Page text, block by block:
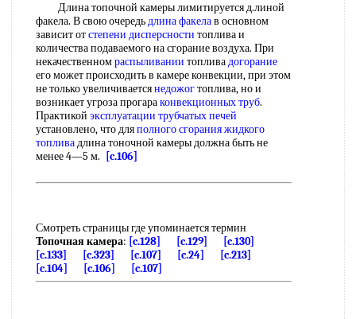
Длина топочной камеры лимитируется д.линой
факела. В свою очередьдлина факелав основном
зависит отстепени дисперсности топлива и
количества подаваемого на сгорание воздуха. При
некачественномраспыливании топливадогорание
его может происходить в камере конвекции, при этом
не только увеличиваетсянедожогтоплива, но и
возникает угроза прогараконвекционных труб.
Практикой эксплуатации трубчатых печей
установлено, что дляполного сгоранияжидкого
топливадлина тоночной камеры должна быть не
менее 4—5 м.
[c.106]
Смотреть страницы где упоминается термин
Топочная камера: [c.128] [c.129]
[c.130]
[c.133]
[c.323] [c.107] [c.24]
[c.213]
[c.104]
[c.106] [c.107]